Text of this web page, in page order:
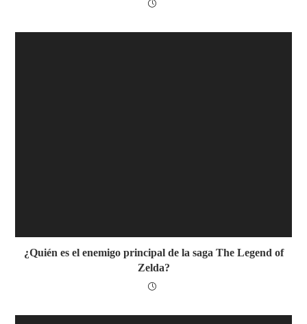
¿Quién es el enemigo principal de la saga The Legend of
Zelda?